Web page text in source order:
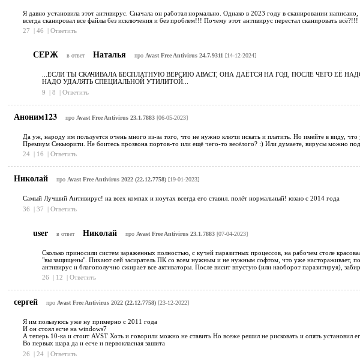
Я давно установила этот антивирус. Сначала он работал нормально. Однако в 2023 году в сканировании
всегда сканировал все файлы без исключения и без проблем!!! Почему этот антивирус перестал сканировать всё?!!!
27
| 46 | Ответить
СЕРЖ в ответ Наталья про Avast Free Antivirus 24.7.9311 [14-12-2024]
...ЕСЛИ ТЫ СКАЧИВАЛА БЕСПЛАТНУЮ ВЕРСИЮ АВАСТ, ОНА ДАЁТСЯ НА ГОД, ПОСЛЕ ЧЕГО ЕЁ
НАДО УДАЛЯТЬ СПЕЦИАЛЬНОЙ УТИЛИТОЙ...
9
| 8 | Ответить
Аноним123 про Avast Free Antivirus 23.1.7883[06-05-2023]
Да уж, народу им пользуется очень много из-за того, что не нужно ключи искать и платить. Но имейте в виду,
Премиум Секьюрити. Не боитесь прозвона портов-то или ещё чего-то весёлого? :) Или думаете, вирусы можно
24 | 16 | Ответить
Николай про Avast Free Antivirus 2022 (22.12.7758)[19-01-2023]
Самый Лучший Антивирус! на всех компах и ноутах всегда его ставил. полёт нормальный! юзаю с 2014 года
36
| 37 | Ответить
user в ответ Николай про Avast Free Antivirus 23.1.7883[07-04-2023]
Сколько приносили систем зараженных полностью, с кучей паразитных процессов, на рабочем столе
"вы защищены". Пихают сей засиратель ПК со всем нужным и не нужным софтом, что уже настораживает,
антивирус и благополучно сжирает все активаторы. После висит впустую (или наоборот паразитируя),
26
| 12 | Ответить
сергей про Avast Free Antivirus 2022 (22.12.7758)[23-12-2022]
Я им пользуюсь уже ну примерно с 2011 года
И он стоял есче на windows7
А теперь 10-ка и стоит AVST Хоть и говорили можно не ставить Но всеже решил не рисковать и опять установил
Во первых шара да и есче и первокласная зашита
26
| 24 | Ответить